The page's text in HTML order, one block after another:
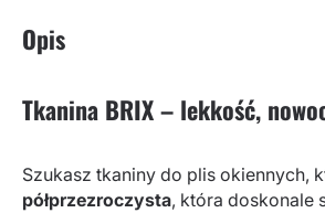
Opis
Tkanina BRIX – lekkość,
Szukasz tkaniny do plis okiennych,
półprzezroczysta, która doskonale